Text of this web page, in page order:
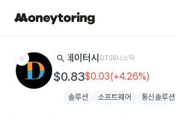
star search 데이터시 DTSS나스닥
$0.83$0.03(+4.26%)
솔루션 소프트웨어 통신솔루션